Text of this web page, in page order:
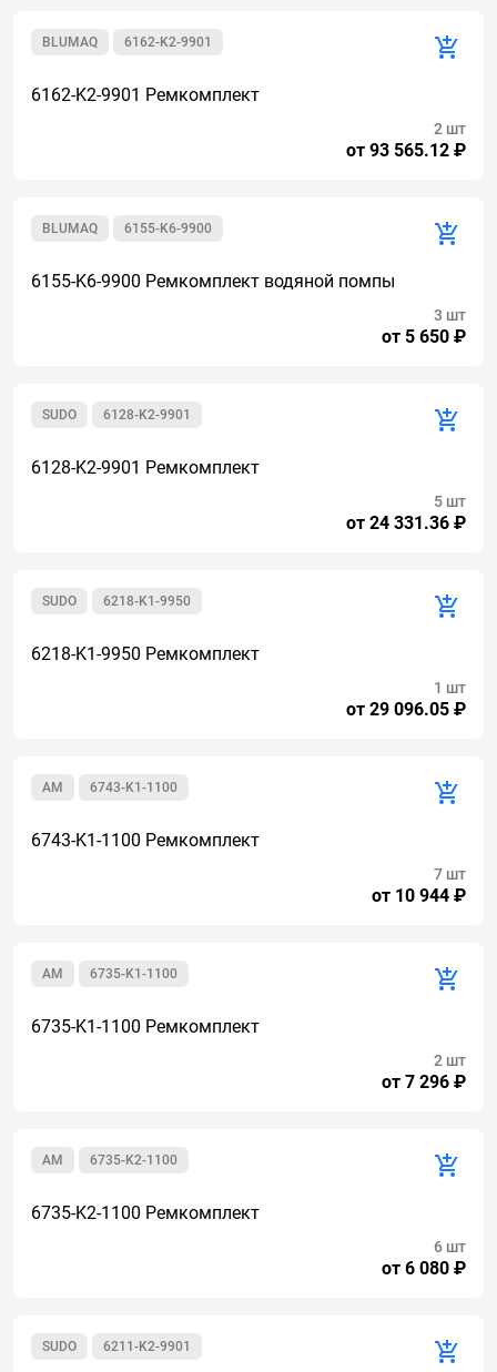
6162-K2-9901
BLUMAQ
6162-K2-9901 Ремкомплект
от 93 565.12 ₽
2 шт
6155-K6-9900
BLUMAQ
6155-K6-9900 Ремкомплект водяной помпы
от 5 650 ₽
3 шт
6128-K2-9901
SUDO
6128-K2-9901 Ремкомплект
от 24 331.36 ₽
5 шт
6218-K1-9950
SUDO
6218-K1-9950 Ремкомплект
от 29 096.05 ₽
1 шт
6743-K1-1100
AM
6743-K1-1100 Ремкомплект
от 10 944 ₽
7 шт
6735-K1-1100
AM
6735-K1-1100 Ремкомплект
от 7 296 ₽
2 шт
6735-K2-1100
AM
6735-K2-1100 Ремкомплект
от 6 080 ₽
6 шт
6211-K2-9901
SUDO